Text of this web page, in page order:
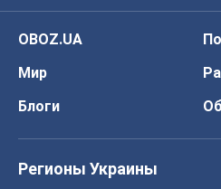
OBOZ.UA
Мир
Блоги
Регионы Украины